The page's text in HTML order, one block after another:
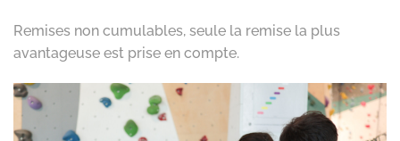
Remises non cumulables, seule la remise la plus
avantageuse est prise en compte.